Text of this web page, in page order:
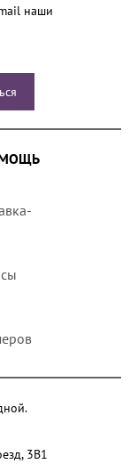
наши
3В1